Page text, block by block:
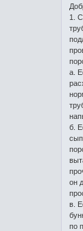
1.
а.
б.
он
в.
по